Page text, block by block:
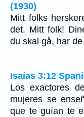
(1930)
Mitt folks
det. Mitt folk!
du skal gå, har
Isaías 3:12
Los exactores
mujeres se
que te guían te